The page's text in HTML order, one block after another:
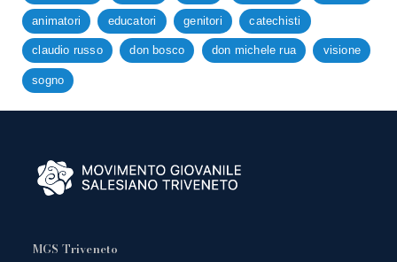
animatori educatori genitori catechisti
claudio russo don bosco don michele rua visione
sogno
MGS Triveneto